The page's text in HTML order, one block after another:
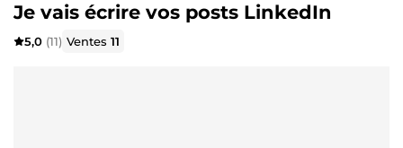
Je vais écrire vos posts LinkedIn
5,0 (11) Ventes11